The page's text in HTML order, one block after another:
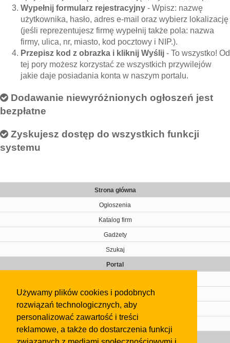
Używamy plików cookies i podobnych
rozwiązań technologicznych, aby
personalizować zawartość i treści
reklamowe, a także do dostarczenia funkcji
Wypełnij formularz rejestracyjny - Wpisz: nazwę
użytkownika, hasło, adres e-mail oraz wybierz lokalizację
(jeśli reprezentujesz firmę wypełnij także pola: nazwa
firmy, ulica, nr, miasto, kod pocztowy i NIP.).
Przepisz kod z obrazka i kliknij Wyślij - To wszystko! Od
tej pory możesz korzystać ze wszystkich przywilejów
jakie daje posiadania konta w naszym portalu.
Dodawanie niewyróżnionych ogłoszeń jest
bezpłatne
Zyskujesz dostęp do wszystkich funkcji
systemu
Strona główna
Ogłoszenia
Katalog firm
Gadżety
Szukaj
Portal
Kontakt
Regulamin
Gazeta